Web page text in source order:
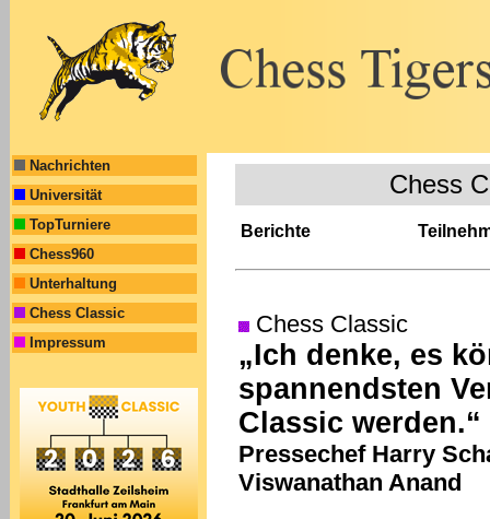
Nachrichten
Universität
TopTurniere
Chess960
Unterhaltung
Chess Classic
Impressum
Chess
Berichte
Chess Classic
„Ich denke, es
spannendsten
Classic werden.“
Pressechef Harry
Viswanathan Anand